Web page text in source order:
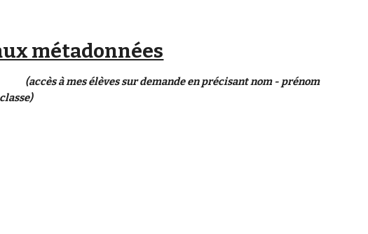
métadonnées
(accès à mes élèves sur demande en précisant nom - prénom